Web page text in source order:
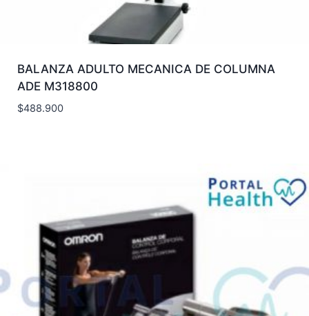
BALANZA ADULTO MECANICA DE COLUMNA
ADE M318800
$488.900